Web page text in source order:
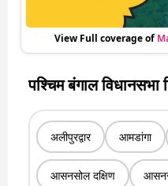
View Full coverage of
पश्चिम बंगाल विधानसभा
अलीपुरद्वार आमडांगा
आसनसोल दक्षिण